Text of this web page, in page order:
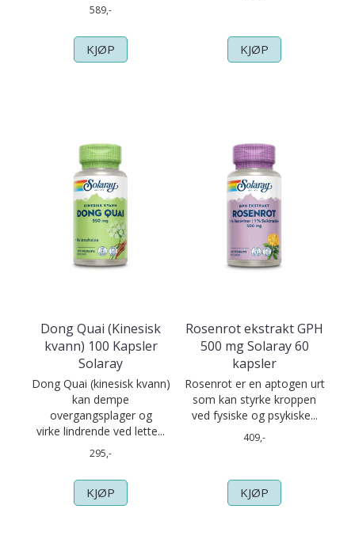
589,-
KJØP KJØP
Dong Quai (Kinesisk
kvann) 100 Kapsler
Solaray
Dong Quai (kinesisk kvann)
kan dempe
overgangsplager og
virke lindrende ved lette...
295,-
KJØP
Rosenrot ekstrakt GPH
500 mg Solaray 60
kapsler
Rosenrot er en aptogen urt
som kan styrke kroppen
ved fysiske og psykiske...
409,-
KJØP